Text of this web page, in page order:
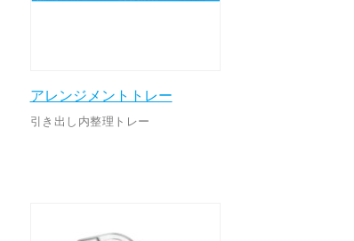
アレンジメントトレー
引き出し内整理トレー